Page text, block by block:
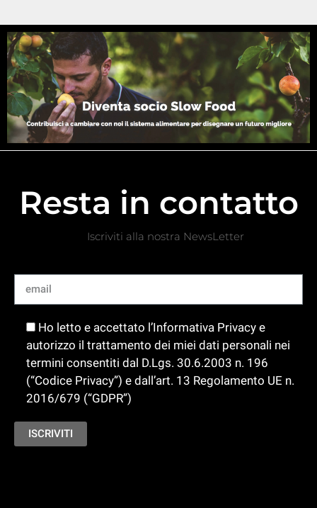
Resta in contatto
Iscriviti alla nostra NewsLetter
Ho letto e accettato l’Informativa Privacy e
autorizzo il trattamento dei miei dati personali nei
termini consentiti dal D.Lgs. 30.6.2003 n. 196
(“Codice Privacy”) e dall’art. 13 Regolamento UE n.
2016/679 (“GDPR”)